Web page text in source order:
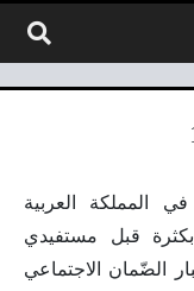
في المملكة العربية
بكثرة قبل مستفيدي
الضّمان الاجتماعي